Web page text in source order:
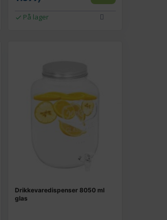
På lager
Drikkevaredispenser 8050 ml
glas